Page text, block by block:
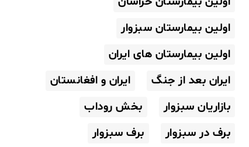
اولین بیمارستان سبزوار
اولین بیمارستان های ایران
ایران بعد از جنگ
ایران و افغانستان
بازاریان سبزوار
بخش روداب
برف در سبزوار
برف سبزوار